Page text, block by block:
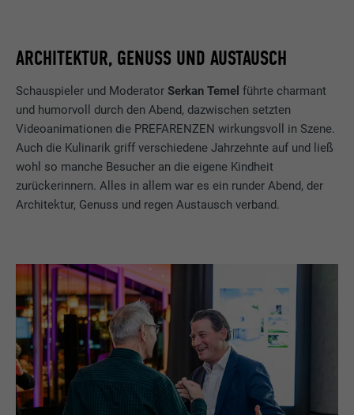
ARCHITEKTUR, GENUSS UND AUSTAUSCH
Schauspieler und ModeratorSerkan Temel führte charmant
und humorvoll durch den Abend, dazwischen setzten
Videoanimationen die PREFARENZEN wirkungsvoll in Szene.
Auch die Kulinarik griff verschiedene Jahrzehnte auf und ließ
wohl so manche Besucher an die eigene Kindheit
zurückerinnern. Alles in allem war es ein runder Abend, der
Architektur, Genuss und regen Austausch verband.